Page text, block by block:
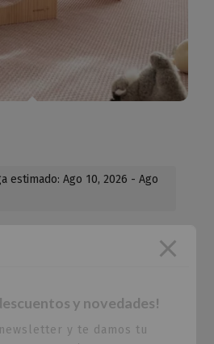
estimado: Ago 10, 2026 - Ago
y novedades!
y te damos tu